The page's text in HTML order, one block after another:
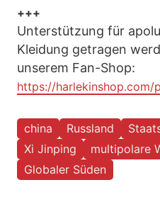
+++
Unterstützung für
Kleidung getragen
unserem Fan-Shop:
https://harlekinshop.com/
china Russland
Xi Jinping
multipolare
Globaler Süden